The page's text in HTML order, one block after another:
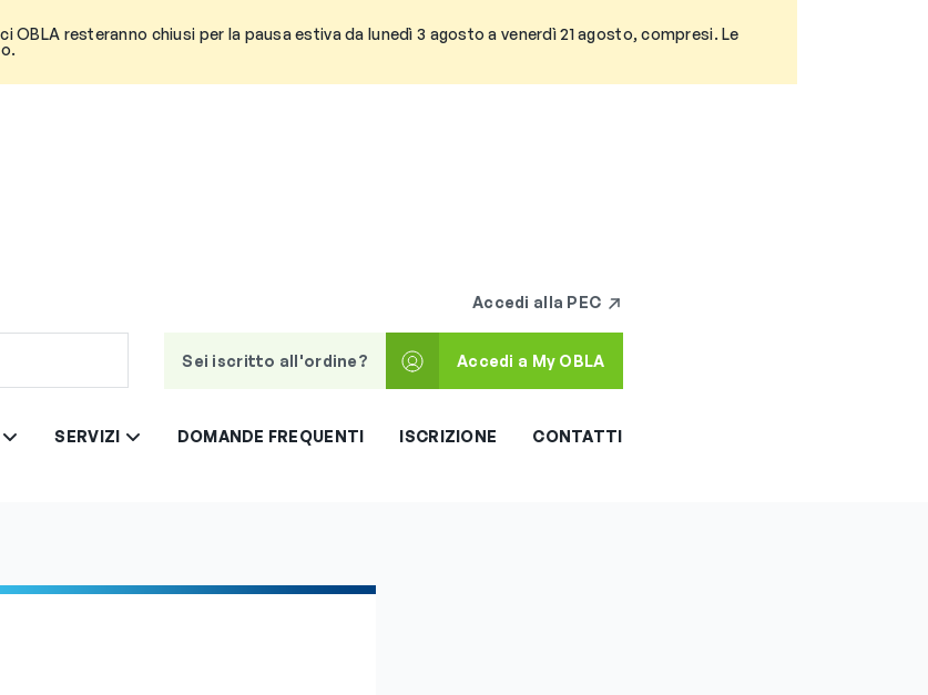
OBLA resteranno chiusi per la pausa estiva da lunedì 3 agosto a venerdì 21 agosto, compresi. Le
Accedi alla PEC
Sei iscritto all'ordine?
Accedi a My OBLA
SERVIZI DOMANDE FREQUENTI ISCRIZIONE CONTATTI